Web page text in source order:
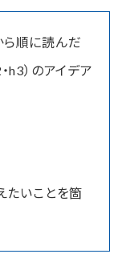
順に読んだ
h3）のアイデア
たいことを箇